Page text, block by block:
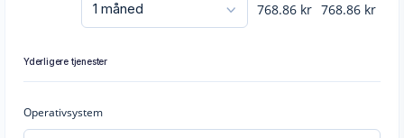
768.86 kr 768.86 kr
Yderligere tjenester
Operativsystem